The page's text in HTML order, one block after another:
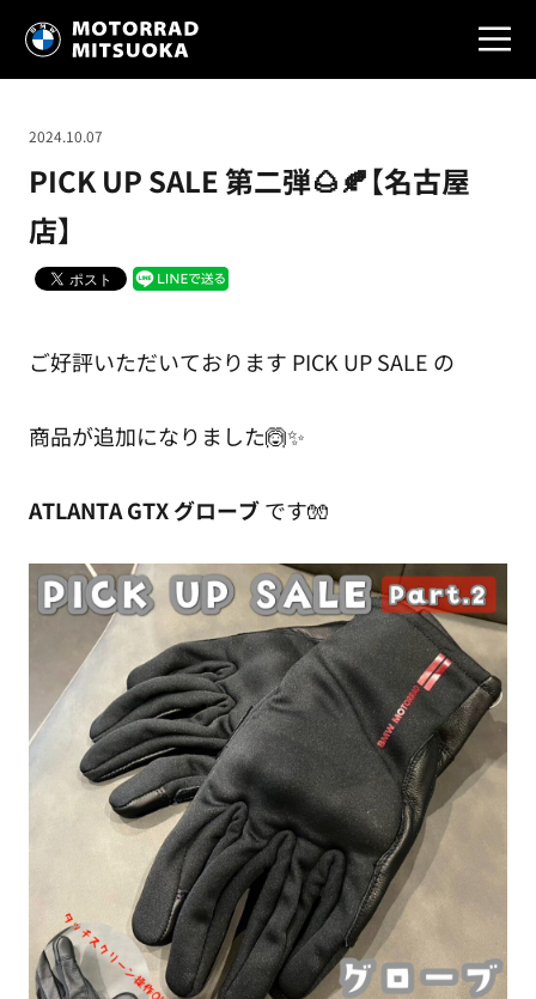
PICK UP SALE 第二弾🌰🍂【名古屋
店】
2024.10.07
ご好評いただいております PICK UP SALE の
商品が追加になりました🙆✨
ATLANTA GTX グローブです🧤